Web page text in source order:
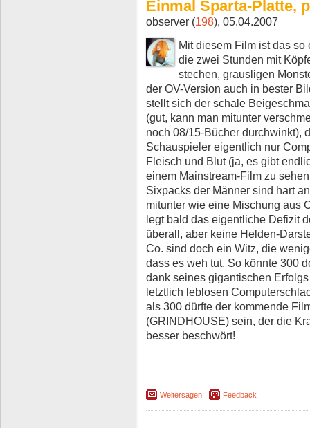
Einmal Sparta-Platte,
observer (198), 05.04.2007
Mit diesem Film ist das
die zwei Stunden mit
stechen, grausligen
der OV-Version auch in bester
stellt sich der schale
(gut, kann man mitunter
noch 08/15-Bücher durchwinkt),
Schauspieler eigentlich nur
Fleisch und Blut (ja, es gibt
einem Mainstream-Film zu
Sixpacks der Männer sind hart
mitunter wie eine Mischung aus
legt bald das eigentliche Defizit
überall, aber keine Helden-
Co. sind doch ein Witz, die
dass es weh tut. So könnte 300
dank seines gigantischen
letztlich leblosen
als 300 dürfte der kommende
(GRINDHOUSE) sein, der die
besser beschwört!
Weitersagen Feedback